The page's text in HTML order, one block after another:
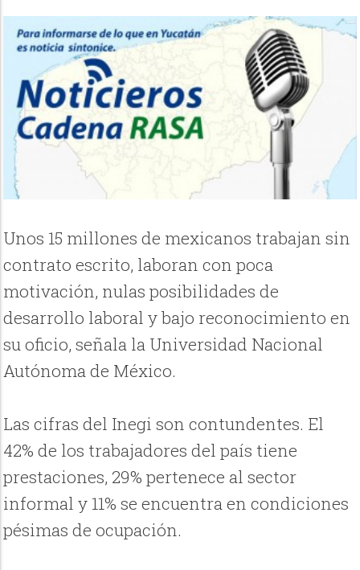
Unos 15 millones de mexicanos trabajan sin
contrato escrito, laboran con poca
motivación, nulas posibilidades de
desarrollo laboral y bajo reconocimiento en
su oficio, señala la Universidad Nacional
Autónoma de México.
Las cifras del Inegi son contundentes. El
42% de los trabajadores del país tiene
prestaciones, 29% pertenece al sector
informal y 11% se encuentra en condiciones
pésimas de ocupación.